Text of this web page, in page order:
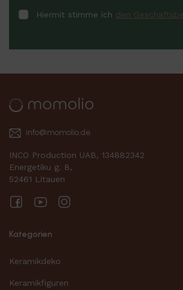
Hiermit stimme ich den
info@momolio.de
INCO Production UAB, 134882342
Energetiku g. 8,
52461 Litauen
FacebookYouTube
Kategorien
Keramikdeko
Keramikfiguren